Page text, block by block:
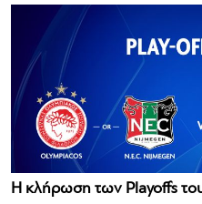
Η κλήρωση των Playoffs